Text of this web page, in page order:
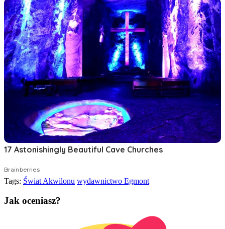
Tags: Świat Akwilonu wydawnictwo Egmont
Jak oceniasz?